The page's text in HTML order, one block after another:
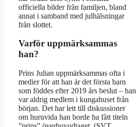
officiella bilder från familjen, bland
annat i samband med julhälsningar
från slottet.
Varför uppmärksammas
han?
Prins Julian uppmärksammas ofta i
medier för att han är det första barn
som föddes efter 2019 års beslut – han
var aldrig medlem i kungahuset från
början. Det har lett till diskussioner
om huruvida han borde ha fått titeln